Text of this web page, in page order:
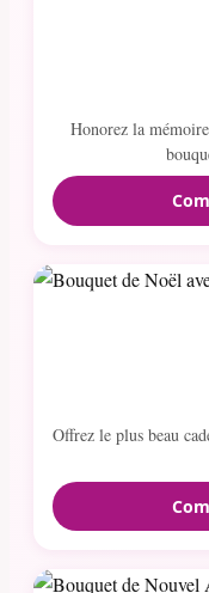
Honorez la
Offrez le plus beau